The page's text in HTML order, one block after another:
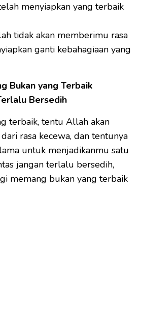
menyiapkan yang terbaik
tidak akan memberimu rasa
ganti kebahagiaan yang
Bukan yang Terbaik
Bersedih
terbaik, tentu Allah akan
rasa kecewa, dan tentunya
untuk menjadikanmu satu
jangan terlalu bersedih,
memang bukan yang terbaik